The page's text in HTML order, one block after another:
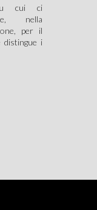
su cui ci
nella
per il
distingue i